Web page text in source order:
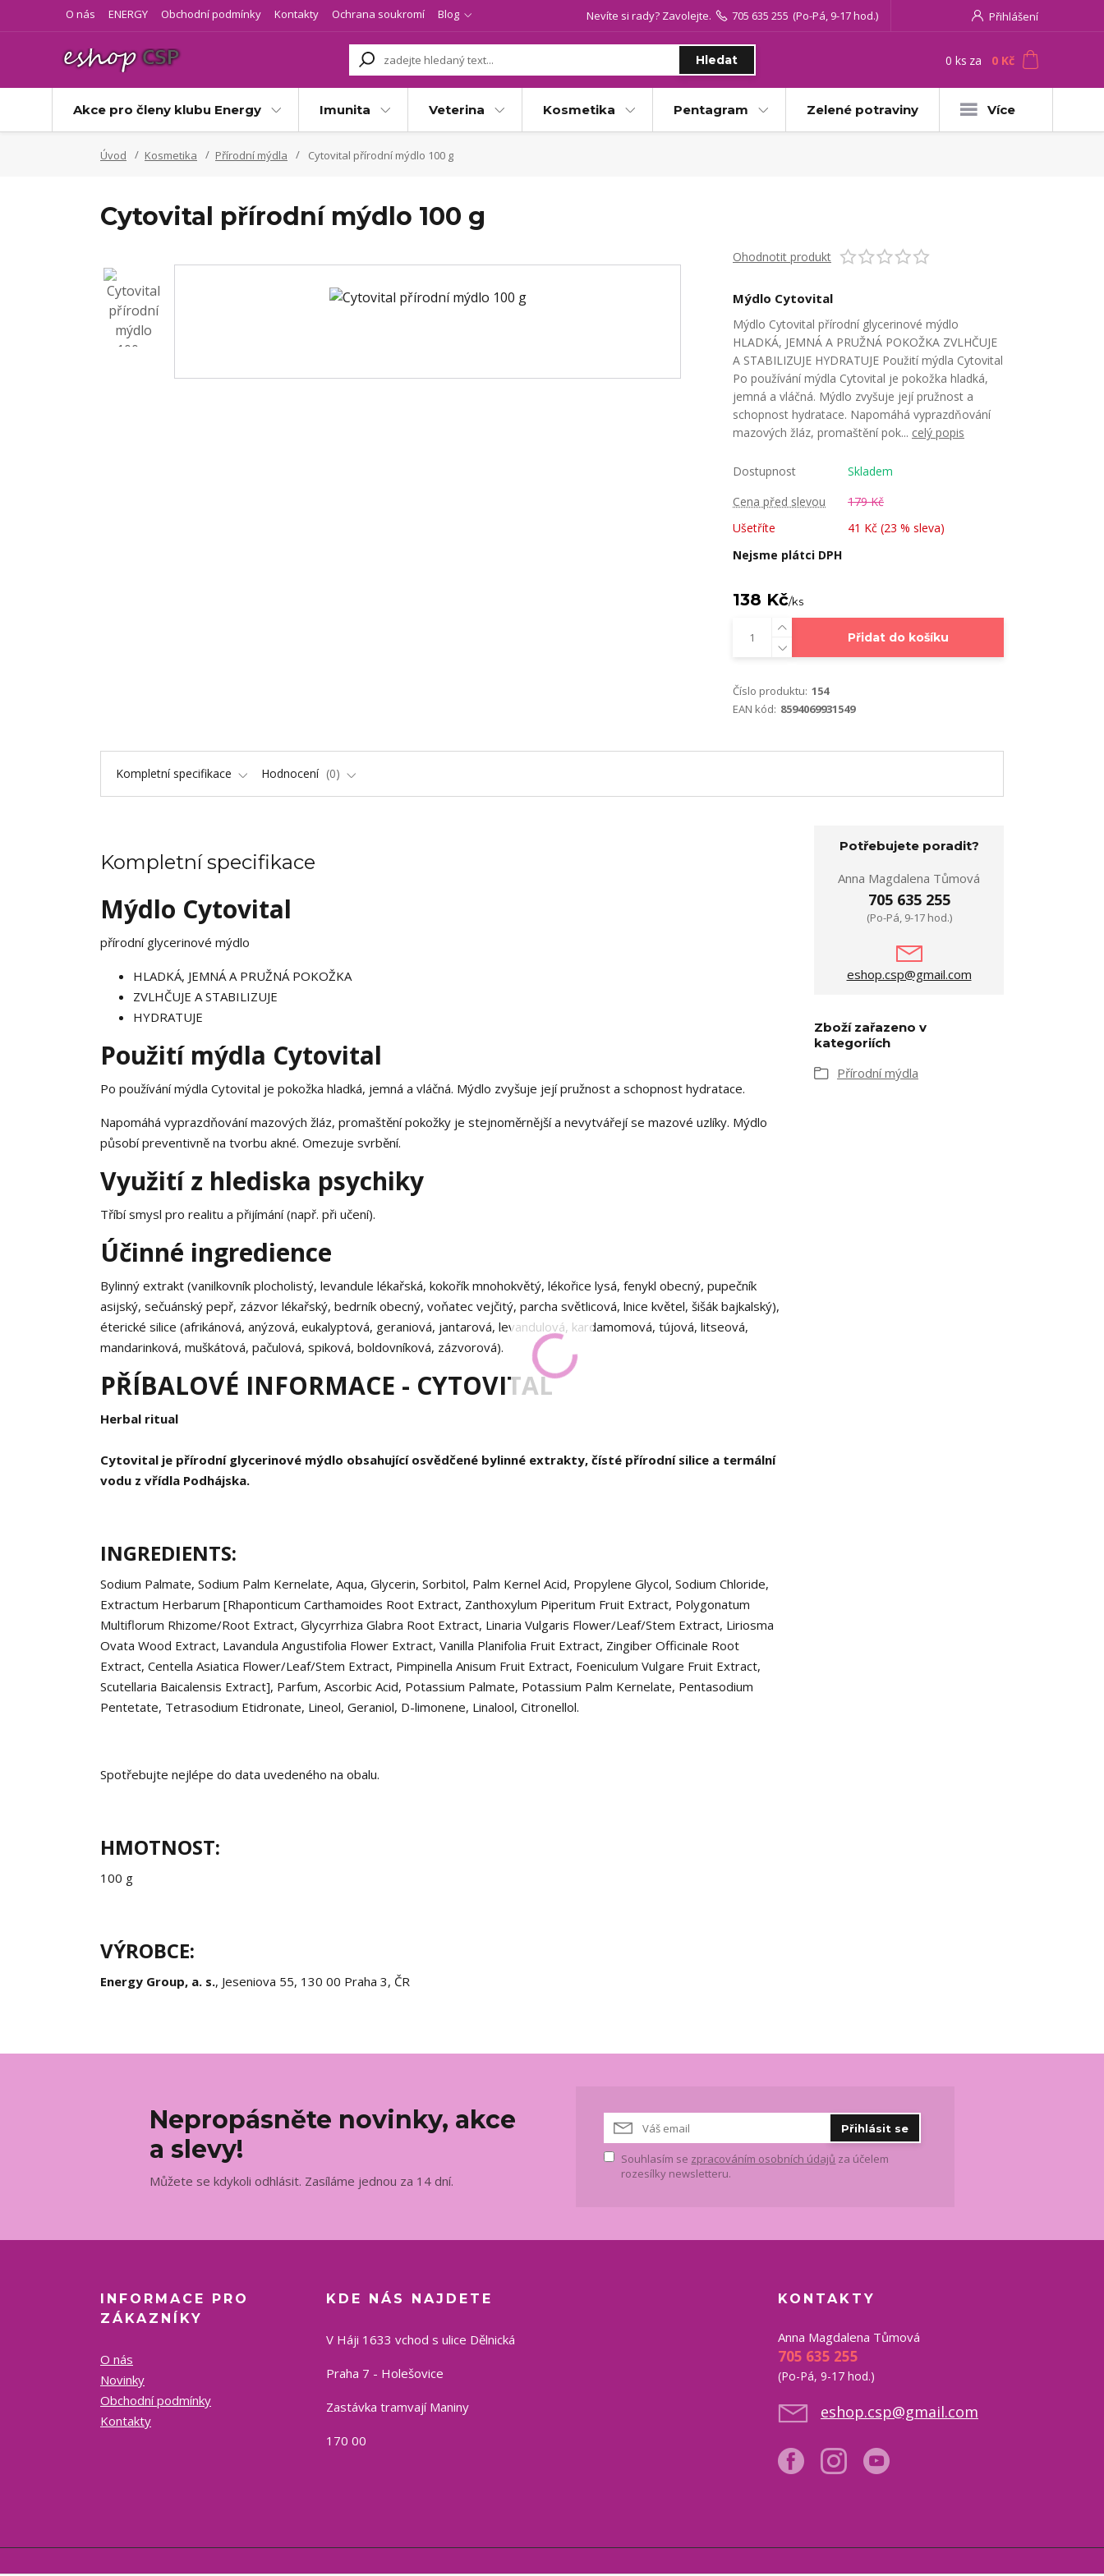
O nás ENERGY Obchodní podmínky Kontakty Ochrana soukromí Blog Přihlášení
Hledat
Nevíte si rady? Zavolejte. 705 635 255 (Po-Pá, 9-17 hod.)
0 ks za 0 Kč
Akce pro členy klubu Energy Imunita Veterina Kosmetika Pentagram Zelené potraviny Více
Úvod Kosmetika Přírodní mýdla Cytovital přírodní mýdlo 100 g
Cytovital přírodní mýdlo 100 g
Ohodnotit produkt
Mýdlo Cytovital
Mýdlo Cytovital přírodní glycerinové mýdlo
HLADKÁ, JEMNÁ A PRUŽNÁ POKOŽKA ZVLHČUJE
A STABILIZUJE HYDRATUJE Použití mýdla Cytovital
Po používání mýdla Cytovital je pokožka hladká,
jemná a vláčná. Mýdlo zvyšuje její pružnost a
schopnost hydratace. Napomáhá vyprazdňování
mazových žláz, promaštění pok... celý popis
Dostupnost
Skladem
Cena před slevou
179 Kč
Ušetříte
41 Kč (23 % sleva)
Nejsme plátci DPH
138 Kč/ks
Přidat do košíku
Číslo produktu: 154
EAN kód: 8594069931549
Kompletní specifikace Hodnocení 0
Kompletní specifikace
Mýdlo Cytovital
přírodní glycerinové mýdlo
HLADKÁ, JEMNÁ A PRUŽNÁ POKOŽKA
ZVLHČUJE A STABILIZUJE
HYDRATUJE
Použití mýdla Cytovital
Po používání mýdla Cytovital je pokožka hladká, jemná a vláčná. Mýdlo zvyšuje její pružnost a schopnost hydratace.
Napomáhá vyprazdňování mazových žláz, promaštění pokožky je stejnoměrnější a nevytvářejí se mazové uzlíky. Mýdlo
působí preventivně na tvorbu akné. Omezuje svrbění.
Využití z hlediska psychiky
Tříbí smysl pro realitu a přijímání (např. při učení).
Účinné ingredience
Bylinný extrakt (vanilkovník plocholistý, levandule lékařská, kokořík mnohokvětý, lékořice lysá, fenykl obecný, pupečník
asijský, sečuánský pepř, zázvor lékařský, bedrník obecný, voňatec vejčitý, parcha světlicová, lnice květel, šišák bajkalský),
éterické silice (afrikánová, anýzová, eukalyptová, geraniová, jantarová, levandulová, kardamomová, tújová, litseová,
mandarinková, muškátová, pačulová, spiková, boldovníková, zázvorová).
PŘÍBALOVÉ INFORMACE - CYTOVITAL
Herbal ritual
Cytovital je přírodní glycerinové mýdlo obsahující osvědčené bylinné extrakty, čísté přírodní silice a termální
vodu z vřídla Podhájska.
INGREDIENTS:
Sodium Palmate, Sodium Palm Kernelate, Aqua, Glycerin, Sorbitol, Palm Kernel Acid, Propylene Glycol, Sodium Chloride,
Extractum Herbarum [Rhaponticum Carthamoides Root Extract, Zanthoxylum Piperitum Fruit Extract, Polygonatum
Multiflorum Rhizome/Root Extract, Glycyrrhiza Glabra Root Extract, Linaria Vulgaris Flower/Leaf/Stem Extract, Liriosma
Ovata Wood Extract, Lavandula Angustifolia Flower Extract, Vanilla Planifolia Fruit Extract, Zingiber Officinale Root
Extract, Centella Asiatica Flower/Leaf/Stem Extract, Pimpinella Anisum Fruit Extract, Foeniculum Vulgare Fruit Extract,
Scutellaria Baicalensis Extract], Parfum, Ascorbic Acid, Potassium Palmate, Potassium Palm Kernelate, Pentasodium
Pentetate, Tetrasodium Etidronate, Lineol, Geraniol, D-limonene, Linalool, Citronellol.
Spotřebujte nejlépe do data uvedeného na obalu.
HMOTNOST:
100 g
VÝROBCE:
Energy Group, a. s., Jeseniova 55, 130 00 Praha 3, ČR
Potřebujete poradit?
Anna Magdalena Tůmová
705 635 255
(Po-Pá, 9-17 hod.)
eshop.csp@gmail.com
Zboží zařazeno v
kategoriích
Přírodní mýdla
Nepropásněte novinky, akce
a slevy!
Můžete se kdykoli odhlásit. Zasíláme jednou za 14 dní.
Přihlásit se
Souhlasím se zpracováním osobních údajů za účelem
rozesílky newsletteru.
INFORMACE PRO
ZÁKAZNÍKY
O nás
Novinky
Obchodní podmínky
Kontakty
KDE NÁS NAJDETE
V Háji 1633 vchod s ulice Dělnická
Praha 7 - Holešovice
Zastávka tramvají Maniny
170 00
KONTAKTY
Anna Magdalena Tůmová
705 635 255
(Po-Pá, 9-17 hod.)
eshop.csp@gmail.com